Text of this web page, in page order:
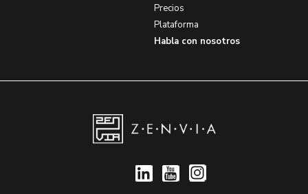
Precios
Plataforma
Habla con nosotros